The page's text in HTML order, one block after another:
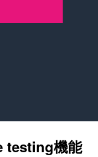
testing機能